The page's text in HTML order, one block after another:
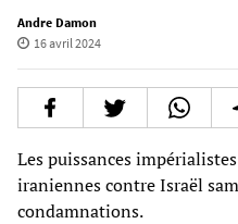
Andre Damon
16 avril 2024
Les puissances
iraniennes contre Israël
condamnations.